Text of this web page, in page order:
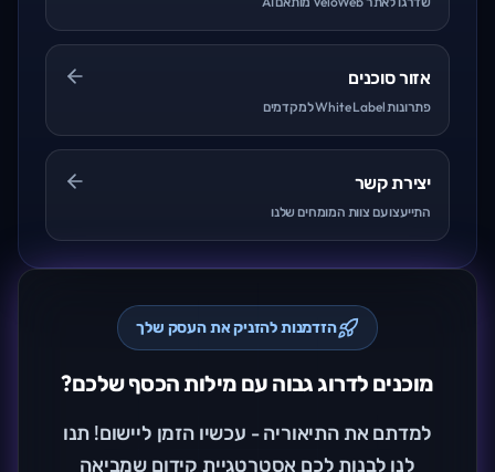
אזור סוכנים
פתרונות White Label למקדמים
יצירת קשר
התייעצו עם צוות המומחים שלנו
הזדמנות להזניק את העסק שלך
מוכנים לדרוג גבוה עם מילות הכסף שלכם?
למדתם את התיאוריה - עכשיו הזמן ליישום! תנו
לנו לבנות לכם אסטרטגיית קידום שמביאה